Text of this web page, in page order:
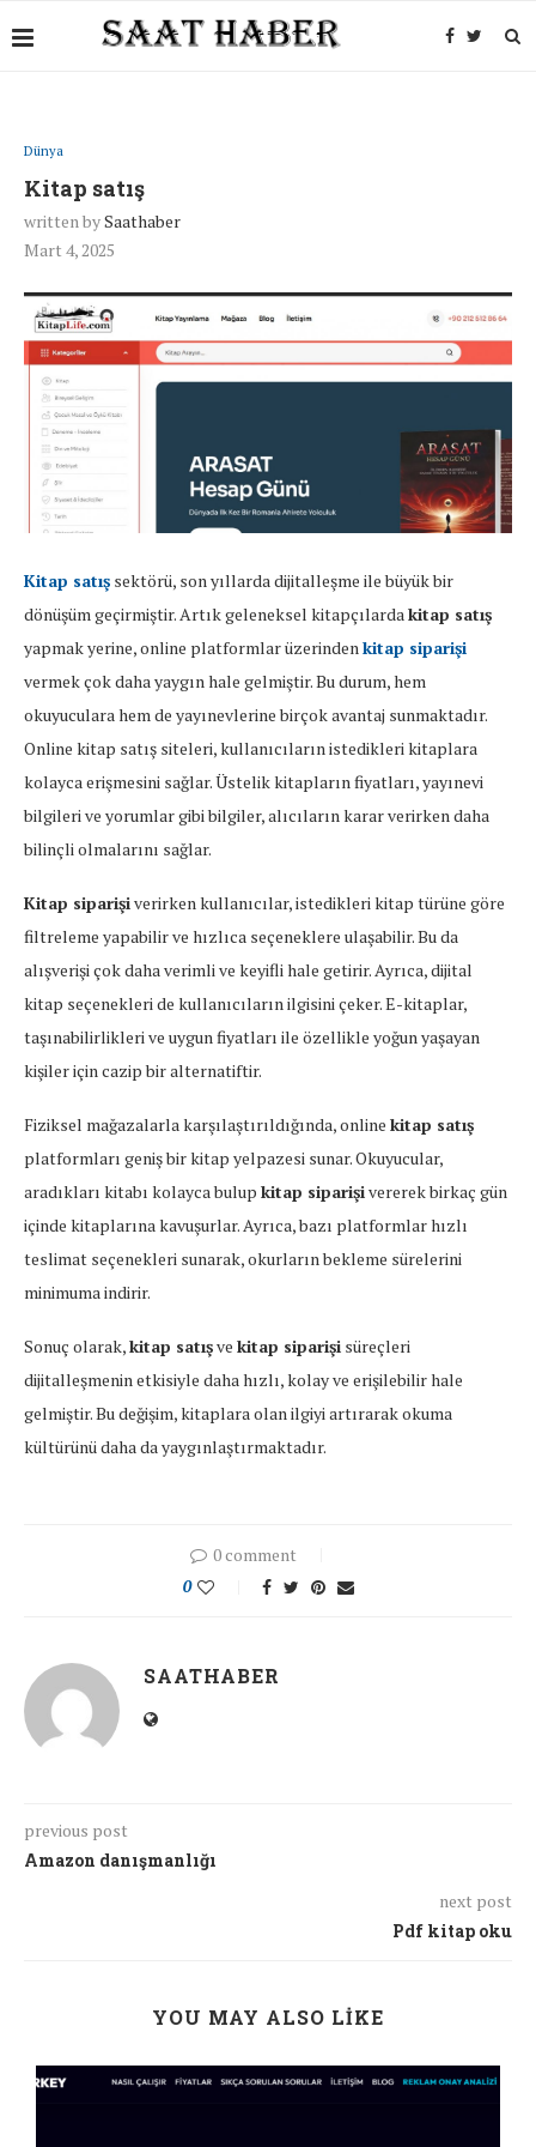
Dünya
Kitap satış
written bySaathaber
Mart 4, 2025
Kitap satış sektörü, son yıllarda dijitalleşme ile büyük bir
dönüşüm geçirmiştir. Artık geleneksel kitapçılarda kitap satış
yapmak yerine, online platformlar üzerinden kitap siparişi
vermek çok daha yaygın hale gelmiştir. Bu durum, hem
okuyuculara hem de yayınevlerine birçok avantaj sunmaktadır.
Online kitap satış siteleri, kullanıcıların istedikleri kitaplara
kolayca erişmesini sağlar. Üstelik kitapların fiyatları, yayınevi
bilgileri ve yorumlar gibi bilgiler, alıcıların karar verirken daha
bilinçli olmalarını sağlar.
Kitap siparişiverirken kullanıcılar, istedikleri kitap türüne göre
filtreleme yapabilir ve hızlıca seçeneklere ulaşabilir. Bu da
alışverişi çok daha verimli ve keyifli hale getirir. Ayrıca, dijital
kitap seçenekleri de kullanıcıların ilgisini çeker. E-kitaplar,
taşınabilirlikleri ve uygun fiyatları ile özellikle yoğun yaşayan
kişiler için cazip bir alternatiftir.
Fiziksel mağazalarla karşılaştırıldığında, online kitap satış
platformları geniş bir kitap yelpazesi sunar. Okuyucular,
aradıkları kitabı kolayca bulup kitap siparişivererek birkaç gün
içinde kitaplarına kavuşurlar. Ayrıca, bazı platformlar hızlı
teslimat seçenekleri sunarak, okurların bekleme sürelerini
minimuma indirir.
Sonuç olarak,kitap satışve kitap siparişi süreçleri
dijitalleşmenin etkisiyle daha hızlı, kolay ve erişilebilir hale
gelmiştir. Bu değişim, kitaplara olan ilgiyi artırarak okuma
kültürünü daha da yaygınlaştırmaktadır.
0 comment
0
SAATHABER
previous post
Amazon danışmanlığı
next post
Pdf kitap oku
YOU MAY ALSO LIKE